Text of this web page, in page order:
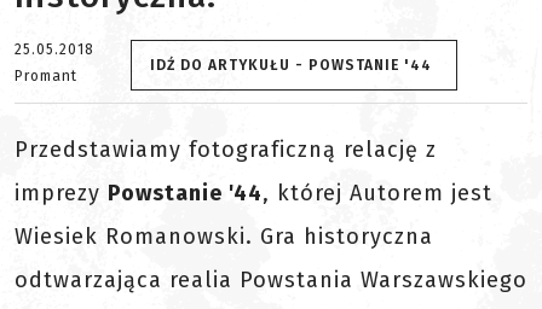
25.05.2018
Promant
IDŹ DO ARTYKUŁU - POWSTANIE '44
Przedstawiamy fotograficzną relację z
imprezy Powstanie '44, której Autorem jest
Wiesiek Romanowski. Gra historyczna
odtwarzająca realia Powstania Warszawskiego